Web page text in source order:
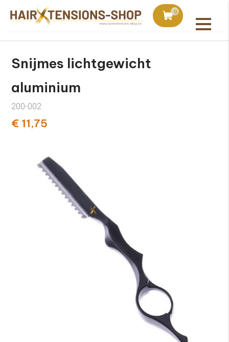
0
bij bestellingen vanaf €75 Vandaag besteld,
Alle producten
Snijmes lichtgewicht
aluminium
200-002
€ 11,75